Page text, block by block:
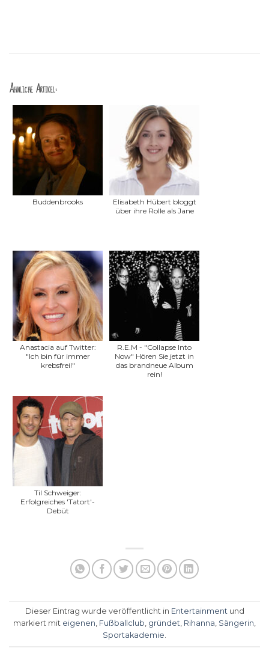
Ähnliche Artikel:
Buddenbrooks
Elisabeth Hübert bloggt
über ihre Rolle als Jane
Anastacia auf Twitter:
"Ich bin für immer
krebsfrei!"
R.E.M - "Collapse Into
Now" Hören Sie jetzt in
das brandneue Album
rein!
Til Schweiger:
Erfolgreiches 'Tatort'-
Debüt
Dieser Eintrag wurde veröffentlicht in Entertainmentund
markiert mit eigenen, Fußballclub, gründet, Rihanna, Sängerin,
Sportakademie.